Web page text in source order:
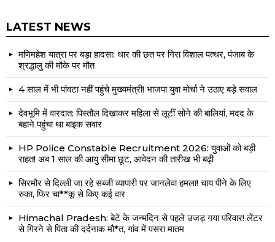
LATEST NEWS
मणिमहेश यात्रा पर बड़ा हादसा: थार की छत पर गिरा विशाल पत्थर, पंजाब के
श्रद्धालु की मौके पर मौत
4 साल में भी पांवटा नहीं पहुंचे मुख्यमंत्री! भाजपा युवा मोर्चा ने उठाए बड़े सवाल
देवभूमि में वारदात: पिस्तौल दिखाकर महिला से लूटीं सोने की बालियां, मदद के
बहाने पहुंचा था बाइक सवार
HP Police Constable Recruitment 2026: युवाओं को बड़ी
राहत! अब 1 साल की आयु सीमा छूट, आवेदन की तारीख भी बढ़ी
सिरमौर से दिल्ली जा रहे सब्जी व्यापारी पर जानलेवा हमला! चाय पीने के लिए
रुका, फिर चा**कू से किए कई वार
Himachal Pradesh: बेटे के जन्मदिन से पहले उजड़ गया परिवार! लेंटर
से गिरने से पिता की दर्दनाक मौ*त, गांव में पसरा मातम